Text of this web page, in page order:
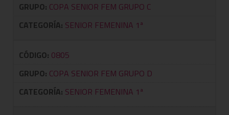
GRUPO: COPA SENIOR FEM GRUPO C
CATEGORÍA: SENIOR FEMENINA 1ª
CÓDIGO: 0805
GRUPO: COPA SENIOR FEM GRUPO D
CATEGORÍA: SENIOR FEMENINA 1ª